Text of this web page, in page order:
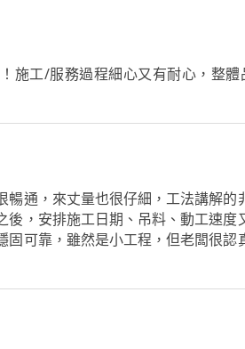
施工/服務過程細心又有耐心，整
暢通，來丈量也很仔細，工法講解
後，安排施工日期、吊料、動工速
固可靠，雖然是小工程，但老闆很